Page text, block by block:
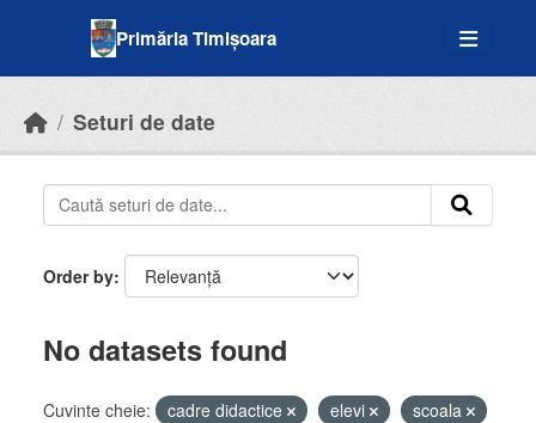
Primăria Timișoara
Seturi de date
Order by
No datasets found
Cuvinte cheie: cadre didactice elevi
scoala